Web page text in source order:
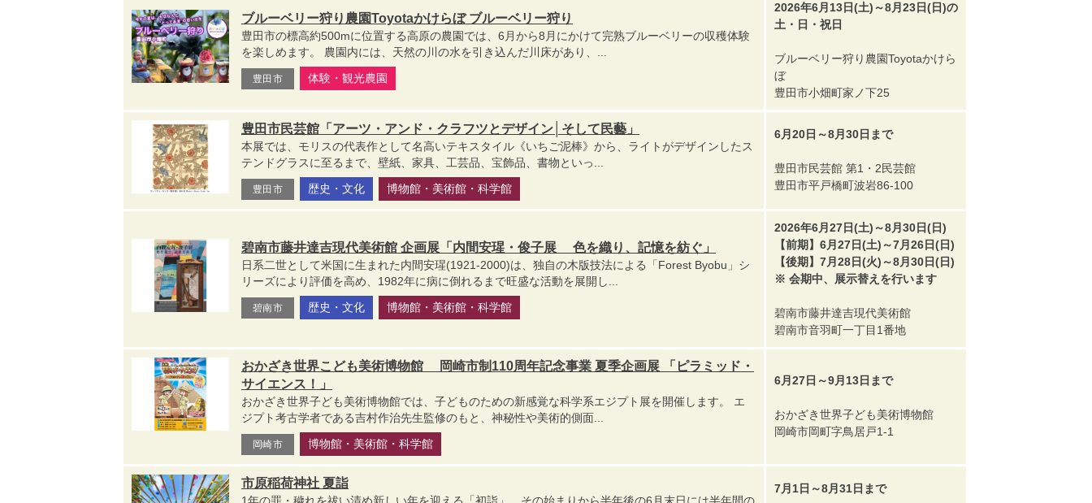
ブルーベリー狩り農園Toyotaかけらぼ ブルーベリー狩り
豊田市の標高約500mに位置する高原の農園では、6月から8月にかけて完熟ブルーベリーの収穫体験
を楽しめます。 農園内には、天然の川の水を引き込んだ川床があり、...
豊田市 体験・観光農園
2026年6月13日(土)～8月23日(日)の
土・日・祝日
ブルーベリー狩り農園Toyotaかけら
ぼ
豊田市小畑町家ノ下25
豊田市民芸館「アーツ・アンド・クラフツとデザイン│そして民藝」
本展では、モリスの代表作として名高いテキスタイル《いちご泥棒》から、ライトがデザインしたス
テンドグラスに至るまで、壁紙、家具、工芸品、宝飾品、書物といっ...
豊田市 歴史・文化 博物館・美術館・科学館
6月20日～8月30日まで
豊田市民芸館 第1・2民芸館
豊田市平戸橋町波岩86-100
碧南市藤井達吉現代美術館 企画展「内間安瑆・俊子展 色を織り、記憶を紡ぐ」
日系二世として米国に生まれた内間安瑆(1921-2000)は、独自の木版技法による「Forest Byobu」シ
リーズにより評価を高め、1982年に病に倒れるまで旺盛な活動を展開し...
碧南市 歴史・文化 博物館・美術館・科学館
2026年6月27日(土)～8月30日(日)
【前期】6月27日(土)～7月26日(日)
【後期】7月28日(火)～8月30日(日)
※ 会期中、展示替えを行います
碧南市藤井達吉現代美術館
碧南市音羽町一丁目1番地
おかざき世界こども美術博物館 岡崎市制110周年記念事業 夏季企画展 「ピラミッド・
サイエンス！」
おかざき世界子ども美術博物館では、子どものための新感覚な科学系エジプト展を開催します。 エ
ジプト考古学者である吉村作治先生監修のもと、神秘性や美術的側面...
岡崎市 博物館・美術館・科学館
6月27日～9月13日まで
おかざき世界子ども美術博物館
岡崎市岡町字鳥居戸1-1
市原稲荷神社 夏詣 7月1日～8月31日まで